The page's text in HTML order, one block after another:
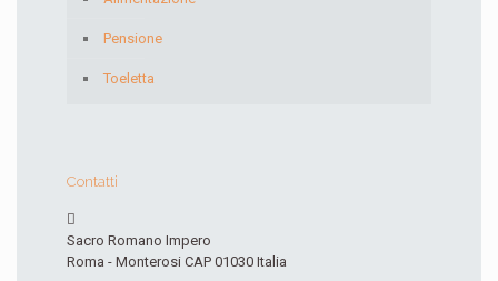
Pensione
Toeletta
Contatti
Sacro Romano Impero
Roma - Monterosi CAP 01030 Italia